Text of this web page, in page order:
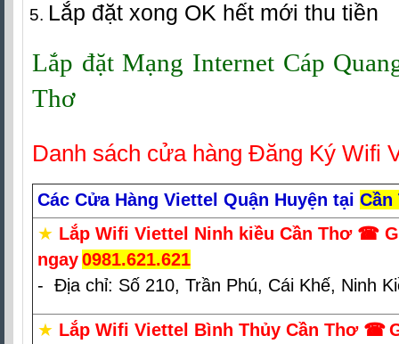
Lắp đặt xong OK hết mới thu tiền
Lắp đặt Mạng Internet Cáp
Thơ
Danh sách cửa hàng Đăng Ký Wifi
Các Cửa Hàng Viettel Quận Huyện tại Cần
★ Lắp Wifi Viettel Ninh kiều Cần Thơ ☎
ngay0981.621.621
- Địa chỉ: Số 210, Trần Phú, Cái Khế, Ninh
★ Lắp Wifi Viettel Bình Thủy Cần Thơ ☎